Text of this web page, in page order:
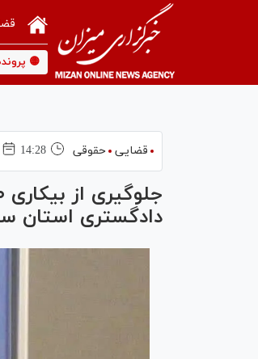
🟡
قضایی حقوقی 14:28
دادگستری استان